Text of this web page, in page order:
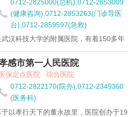
0712-2825000(总机),0712-2853009
(健康咨询),0712-2853263(门诊导医
台),0712-2859597(急救)
汉科技大学的附属医院，有着150多年
感市第一人民医院
医保定点医院
综合医院
0712-2822170(院办),0712-2349360
(医务科)
以孝行天下的董永故里，医院创办于19